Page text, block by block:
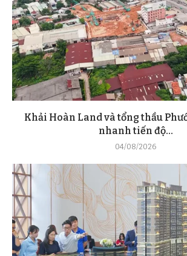
Khải Hoàn Land và tổng thầu
nhanh tiến độ...
04/08/2026